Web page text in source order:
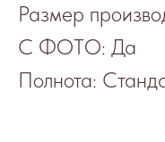
Размер
С ФОТО: Да
Полнота: